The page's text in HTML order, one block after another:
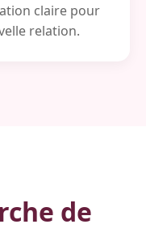
claire pour
relation.
de